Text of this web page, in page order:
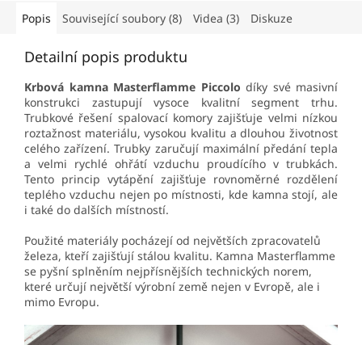
Popis Související soubory (8) Videa (3) Diskuze
Detailní popis produktu
Krbová kamna Masterflamme Piccolo díky své masivní
konstrukci zastupují vysoce kvalitní segment trhu.
Trubkové řešení spalovací komory zajišťuje velmi nízkou
roztažnost materiálu, vysokou kvalitu a dlouhou životnost
celého zařízení. Trubky zaručují maximální předání tepla
a velmi rychlé ohřátí vzduchu proudícího v trubkách.
Tento princip vytápění zajišťuje rovnoměrné rozdělení
teplého vzduchu nejen po místnosti, kde kamna stojí, ale
i také do dalších místností.
Použité materiály pocházejí od největších zpracovatelů
železa, kteří zajišťují stálou kvalitu. Kamna Masterflamme
se pyšní splněním nejpřísnějších technických norem,
které určují největší výrobní země nejen v Evropě, ale i
mimo Evropu.